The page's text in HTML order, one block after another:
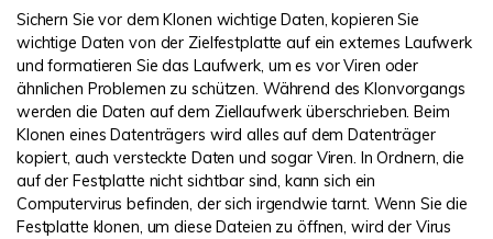
Sichern Sie vor dem Klonen wichtige Daten, kopieren Sie
wichtige Daten von der Zielfestplatte auf ein externes Laufwerk
und formatieren Sie das Laufwerk, um es vor Viren oder
ähnlichen Problemen zu schützen. Während des Klonvorgangs
werden die Daten auf dem Ziellaufwerk überschrieben. Beim
Klonen eines Datenträgers wird alles auf dem Datenträger
kopiert, auch versteckte Daten und sogar Viren. In Ordnern, die
auf der Festplatte nicht sichtbar sind, kann sich ein
Computervirus befinden, der sich irgendwie tarnt. Wenn Sie die
Festplatte klonen, um diese Dateien zu öffnen, wird der Virus